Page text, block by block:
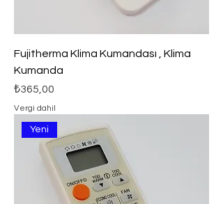
Fujitherma Klima Kumandası , Klima
Kumanda
Fiyat
₺365,00
Vergi dahil
Yeni